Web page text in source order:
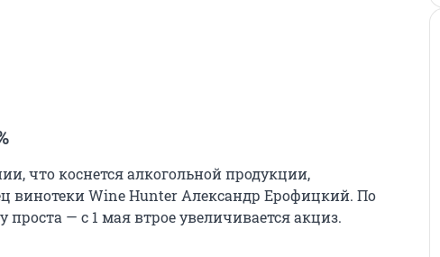
что коснется алкогольной продукции,
винотеки Wine Hunter Александр Ерофицкий. По
проста — с 1 мая втрое увеличивается акциз.